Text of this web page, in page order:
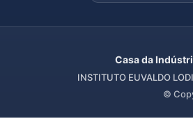
Casa da
INSTITUTO EUVALDO
©